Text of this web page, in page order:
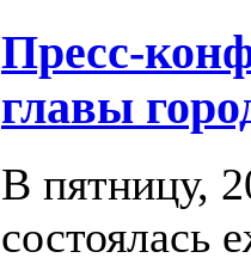
Пресс-
главы
В пятницу,
состоялась